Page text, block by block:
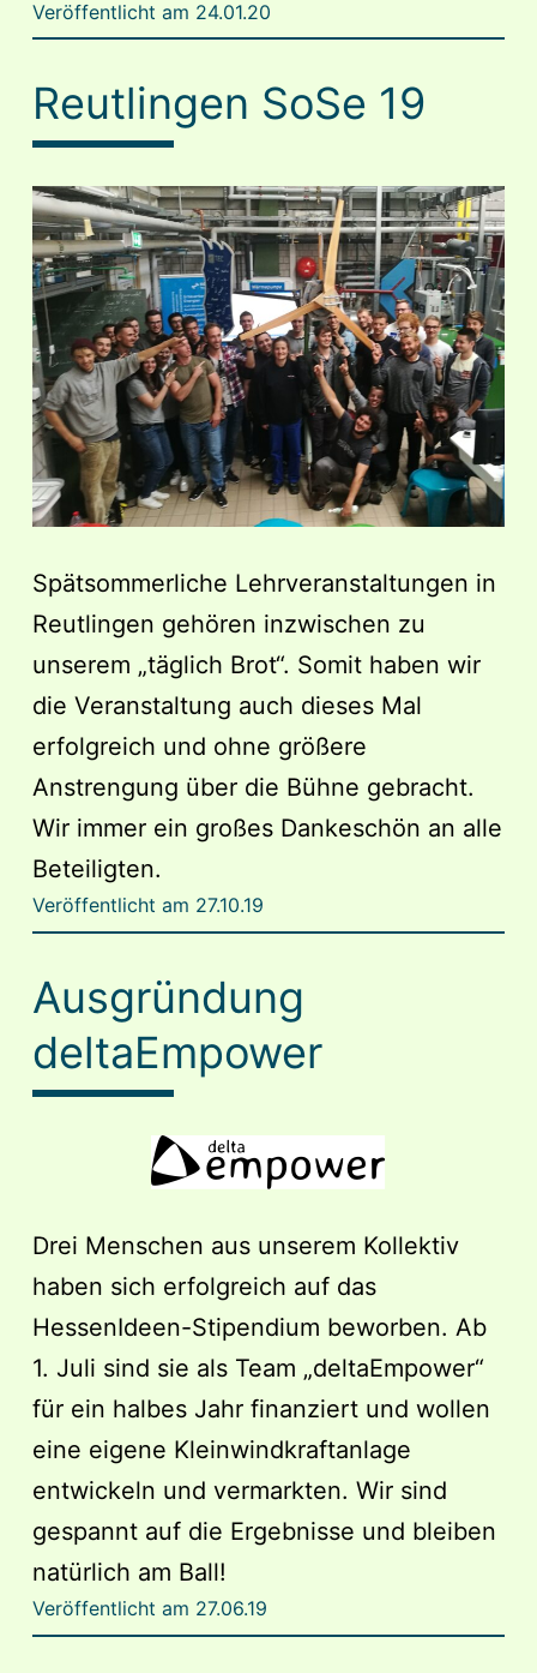
Leone
Veröffentlicht am 24.01.20
Reutlingen SoSe 19
Spätsommerliche Lehrveranstaltungen in
Reutlingen gehören inzwischen zu
unserem „täglich Brot“. Somit haben wir
die Veranstaltung auch dieses Mal
erfolgreich und ohne größere
Anstrengung über die Bühne gebracht.
Wir immer ein großes Dankeschön an alle
Beteiligten.
Veröffentlicht am 27.10.19
Ausgründung
deltaEmpower
Drei Menschen aus unserem Kollektiv
haben sich erfolgreich auf das
HessenIdeen-Stipendium beworben. Ab
1. Juli sind sie als Team „deltaEmpower“
für ein halbes Jahr finanziert und wollen
eine eigene Kleinwindkraftanlage
entwickeln und vermarkten. Wir sind
gespannt auf die Ergebnisse und bleiben
natürlich am Ball!
Veröffentlicht am 27.06.19